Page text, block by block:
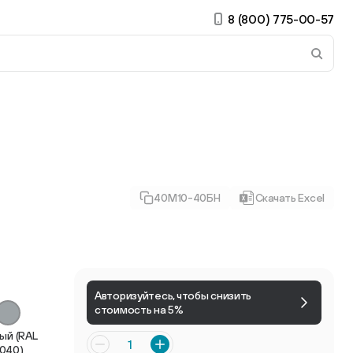
8 (800) 775-00-57
40М10-40БН Скачать Excel
(RAL
Авторизуйтесь, чтобы снизить
стоимость на 5%
Есть учётная запись?